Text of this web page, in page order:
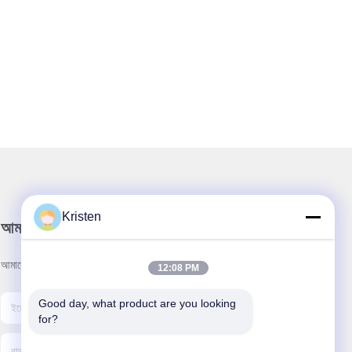
আমাদের নিউজলেটার
আমাদের নিউজলেটারে সাবস্ক্রাইব করুন এবং আরও অনেক কিছু পেতে পারেন।
Kristen
12:08 PM
Good day, what product are you looking
for?